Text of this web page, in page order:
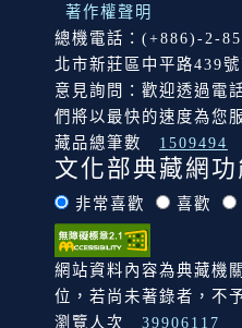
著作權聲明
總機電話：(+886)-2-
北市新莊區中平路439
意見詢問：歡迎透過電
們將以最快的速度為您
藏品總筆數
1509494
文化部典藏網
非常喜歡 喜歡
網站資料內容為典藏機
位，若尚未著錄者，不
瀏覽人次
39906117